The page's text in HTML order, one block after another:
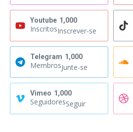
Youtube 1,000
InscritosInscrever-se
Telegram 1,000
MembrosJunte-se
Vimeo 1,000
SeguidoresSeguir